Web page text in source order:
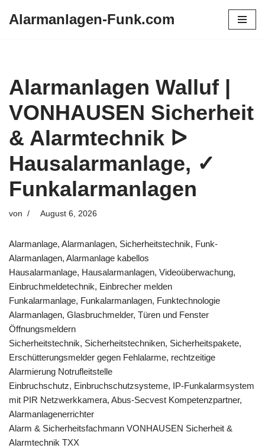
Alarmanlagen-Funk.com
Alarmanlagen Walluf |
VONHAUSEN Sicherheit
& Alarmtechnik ᐅ
Hausalarmanlage, ✓
Funkalarmanlagen
von August 6, 2026
Alarmanlage, Alarmanlagen, Sicherheitstechnik, Funk-
Alarmanlagen, Alarmanlage kabellos
Hausalarmanlage, Hausalarmanlagen, Videoüberwachung,
Einbruchmeldetechnik, Einbrecher melden
Funkalarmanlage, Funkalarmanlagen, Funktechnologie
Alarmanlagen, Glasbruchmelder, Türen und Fenster
Öffnungsmeldern
Sicherheitstechnik, Sicherheitstechniken, Sicherheitspakete,
Erschütterungsmelder gegen Fehlalarme, rechtzeitige
Alarmierung Notrufleitstelle
Einbruchschutz, Einbruchschutzsysteme, IP-Funkalarmsystem
mit PIR Netzwerkkamera, Abus-Secvest Kompetenzpartner,
Alarmanlagenerrichter
Alarm & Sicherheitsfachmann VONHAUSEN Sicherheit &
Alarmtechnik TXX